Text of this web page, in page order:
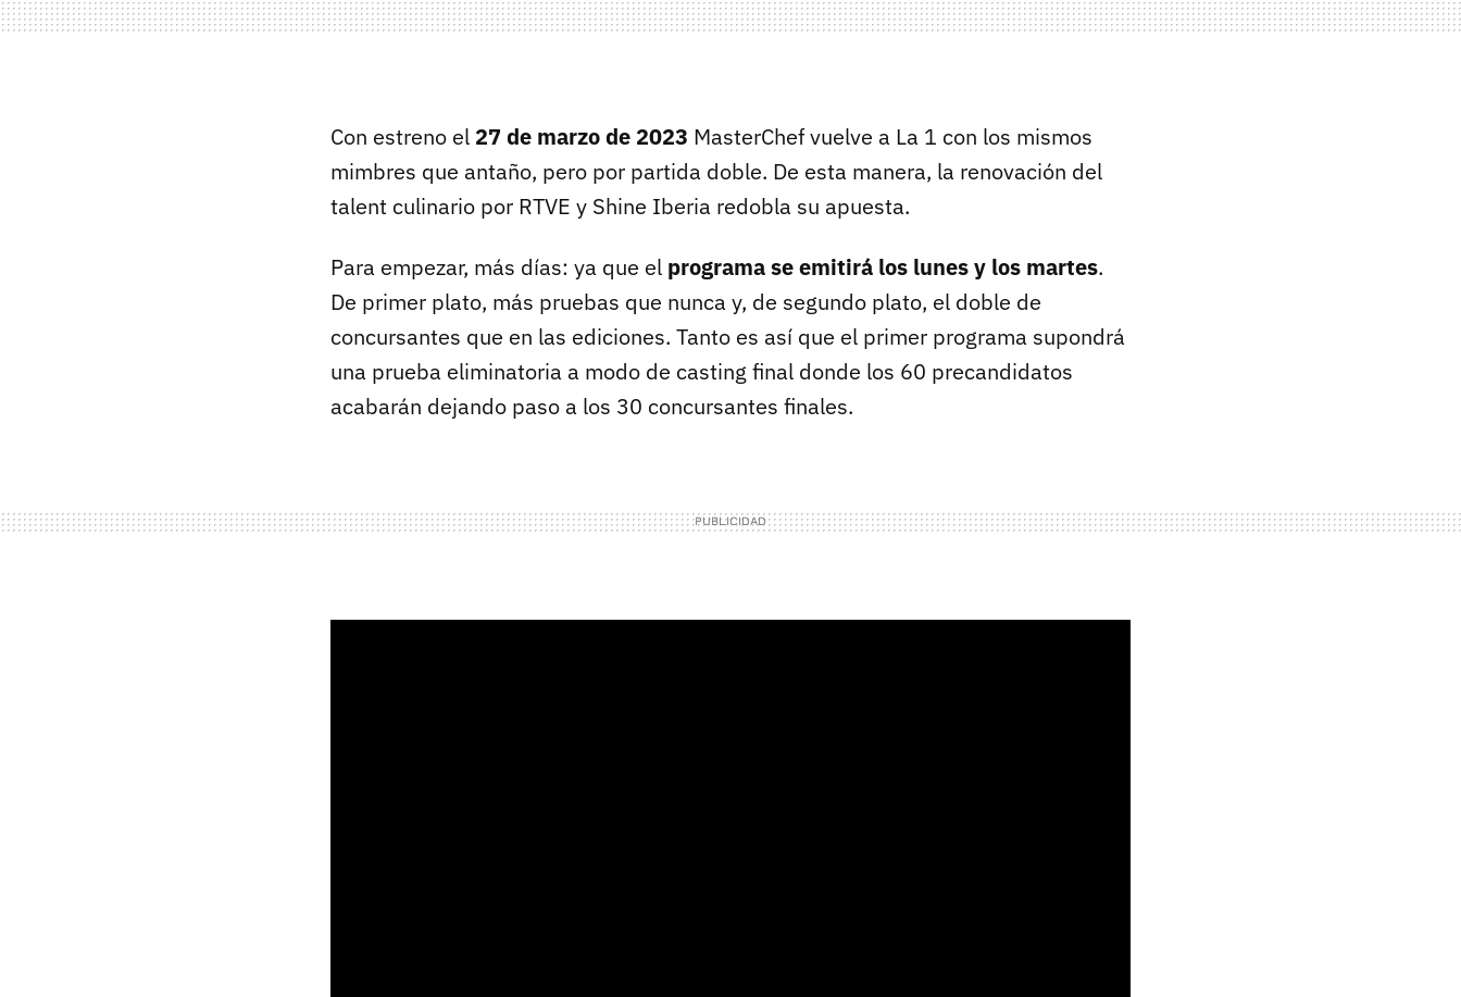
Con estreno el 27 de marzo de 2023 MasterChef vuelve a La 1 con los mismos
mimbres que antaño, pero por partida doble. De esta manera, la renovación del
talent culinario por RTVE y Shine Iberia redobla su apuesta.
Para empezar, más días: ya que el programa se emitirá los lunes y los martes.
De primer plato, más pruebas que nunca y, de segundo plato, el doble de
concursantes que en las ediciones. Tanto es así que el primer programa supondrá
una prueba eliminatoria a modo de casting final donde los 60 precandidatos
acabarán dejando paso a los 30 concursantes finales.